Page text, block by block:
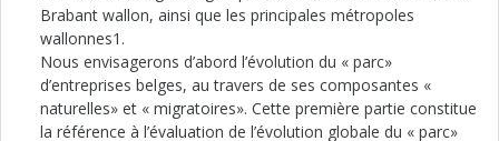
Brabant wallon, ainsi que les principales métropoles
wallonnes1.
Nous envisagerons d’abord l’évolution du « parc»
d’entreprises belges, au travers de ses composantes «
naturelles» et « migratoires». Cette première partie constitue
la référence à l’évaluation de l’évolution globale du « parc»